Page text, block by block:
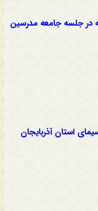
در جلسه جامعه مدرسین
استان آذربایجان